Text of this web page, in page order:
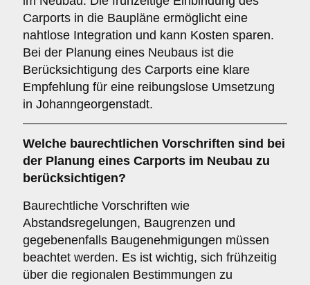
Carports in die Baupläne ermöglicht eine
nahtlose Integration und kann Kosten sparen.
Bei der Planung eines Neubaus ist die
Berücksichtigung des Carports eine klare
Empfehlung für eine reibungslose Umsetzung
in Johanngeorgenstadt.
Welche baurechtlichen Vorschriften sind bei
der Planung eines Carports im Neubau zu
berücksichtigen?
Baurechtliche Vorschriften wie
Abstandsregelungen, Baugrenzen und
gegebenenfalls Baugenehmigungen müssen
beachtet werden. Es ist wichtig, sich frühzeitig
über die regionalen Bestimmungen zu